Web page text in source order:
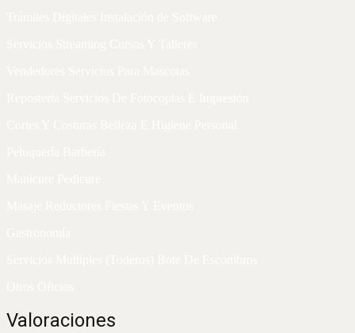
Valoraciones